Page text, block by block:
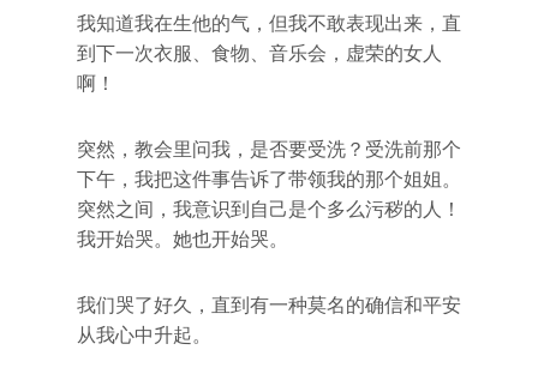
我知道我在生他的气，但我不敢表现出来，直
到下一次衣服、食物、音乐会，虚荣的女人
啊！
突然，教会里问我，是否要受洗？受洗前那个
下午，我把这件事告诉了带领我的那个姐姐。
突然之间，我意识到自己是个多么污秽的人！
我开始哭。她也开始哭。
我们哭了好久，直到有一种莫名的确信和平安
从我心中升起。